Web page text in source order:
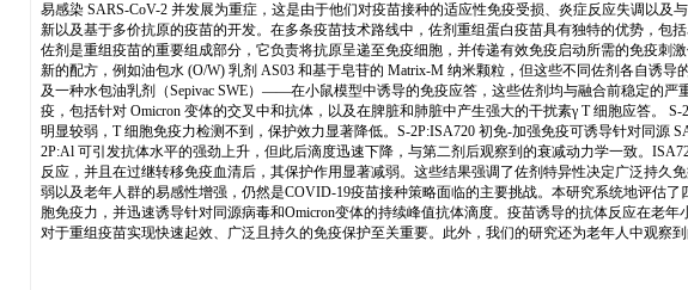
易感染 SARS-CoV-2 并发展为重症，这是由于他们对疫苗接种的适应性免疫受损、炎症反应失调以
新以及基于多价抗原的疫苗的开发。在多条疫苗技术路线中，佐剂重组蛋白疫苗具有独特的优势，包
佐剂是重组疫苗的重要组成部分，它负责将抗原呈递至免疫细胞，并传递有效免疫启动所需的免疫
新的配方，例如油包水 (O/W) 乳剂 AS03 和基于皂苷的 Matrix-M 纳米颗粒，但这些不同佐剂各自诱
及一种水包油乳剂（Sepivac SWE）——在小鼠模型中诱导的免疫应答，这些佐剂均与融合前稳定的严
疫，包括针对 Omicron 变体的交叉中和抗体，以及在脾脏和肺脏中产生强大的干扰素γ T 细胞应答。
明显较弱，T 细胞免疫力检测不到，保护效力显著降低。S-2P:ISA720 初免-加强免疫可诱导针对同源
2P:Al 可引发抗体水平的强劲上升，但此后滴度迅速下降，与第二剂后观察到的衰减动力学一致。
反应，并且在过继转移免疫血清后，其保护作用显著减弱。这些结果强调了佐剂特异性决定广泛持
弱以及老年人群的易感性增强，仍然是COVID-19疫苗接种策略面临的主要挑战。本研究系统地评估
胞免疫力，并迅速诱导针对同源病毒和Omicron变体的持续峰值抗体滴度。疫苗诱导的抗体反应在老
对于重组疫苗实现快速起效、广泛且持久的免疫保护至关重要。此外，我们的研究还为老年人中观察